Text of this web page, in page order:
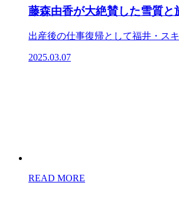
藤森由香が大絶賛した雪質
出産後の仕事復帰として福井・ス
2025.03.07
READ MORE